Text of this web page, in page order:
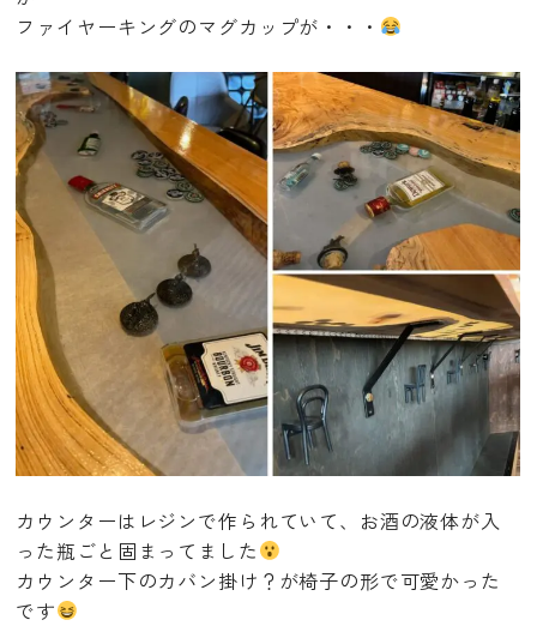
ファイヤーキングのマグカップが・・・
カウンターはレジンで作られていて、お酒の液体が入
った瓶ごと固まってました
カウンター下のカバン掛け？が椅子の形で可愛かった
です